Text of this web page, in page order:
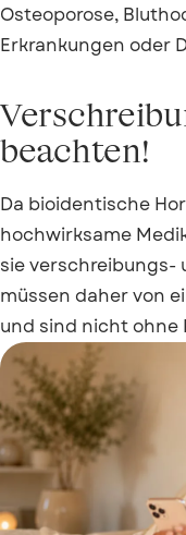
Osteoporose,
Erkrankungen oder
beachten!
Da bioidentische
hochwirksame
sie verschreibungs-
müssen daher von
und sind nicht ohne